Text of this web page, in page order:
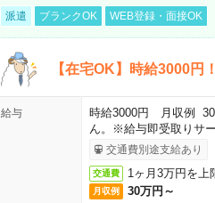
派遣 ブランクOK WEB登録・面接OK
【在宅OK】時給3000円
給与
時給3000円 月収例 30
ん。※給与即受取りサ
交通費別途支給あり
交通費 1ヶ月3万円を上
月収例 30万円～